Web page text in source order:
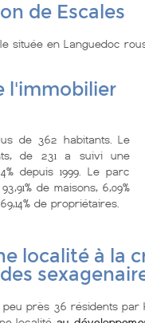
de Escales
située en Languedoc
l'immobilier
de 362 habitants. Le
de 231 a suivi une
depuis 1999. Le parc
de maisons, 6,09%
de propriétaires.
localité à la
près 36 résidents par